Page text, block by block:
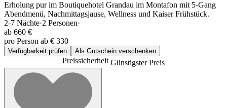
Erholung pur im Boutiquehotel Grandau im Montafon mit 5-Gang
Abendmenü, Nachmittagsjause, Wellness und Kaiser Frühstück.
2-7 Nächte·2 Personen·
ab 660 €
pro Person ab € 330
Verfügbarkeit prüfen Als Gutschein verschenken
PreissicherheitGünstigster Preis